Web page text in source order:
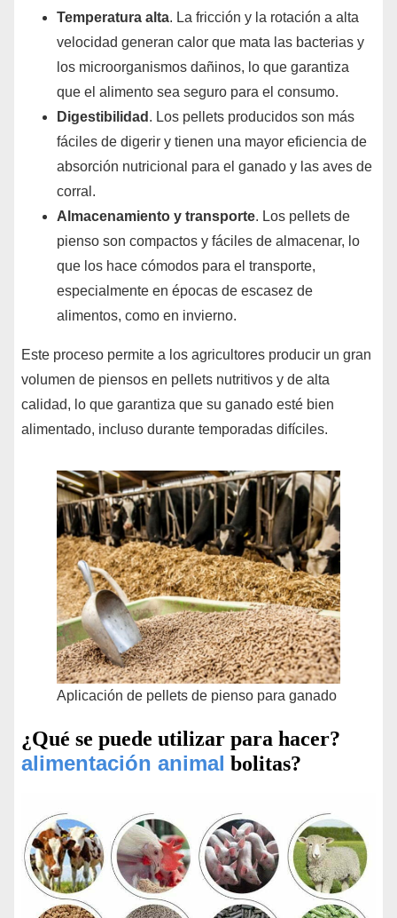
Temperatura alta. La fricción y la rotación a alta
velocidad generan calor que mata las bacterias y
los microorganismos dañinos, lo que garantiza
que el alimento sea seguro para el consumo.
Digestibilidad . Los pellets producidos son más
fáciles de digerir y tienen una mayor eficiencia de
absorción nutricional para el ganado y las aves de
corral.
Almacenamiento y transporte. Los pellets de
pienso son compactos y fáciles de almacenar, lo
que los hace cómodos para el transporte,
especialmente en épocas de escasez de
alimentos, como en invierno.
Este proceso permite a los agricultores producir un gran
volumen de piensos en pellets nutritivos y de alta
calidad, lo que garantiza que su ganado esté bien
alimentado, incluso durante temporadas difíciles.
Aplicación de pellets de pienso para ganado
¿Qué se puede utilizar para hacer?
alimentación animal bolitas?